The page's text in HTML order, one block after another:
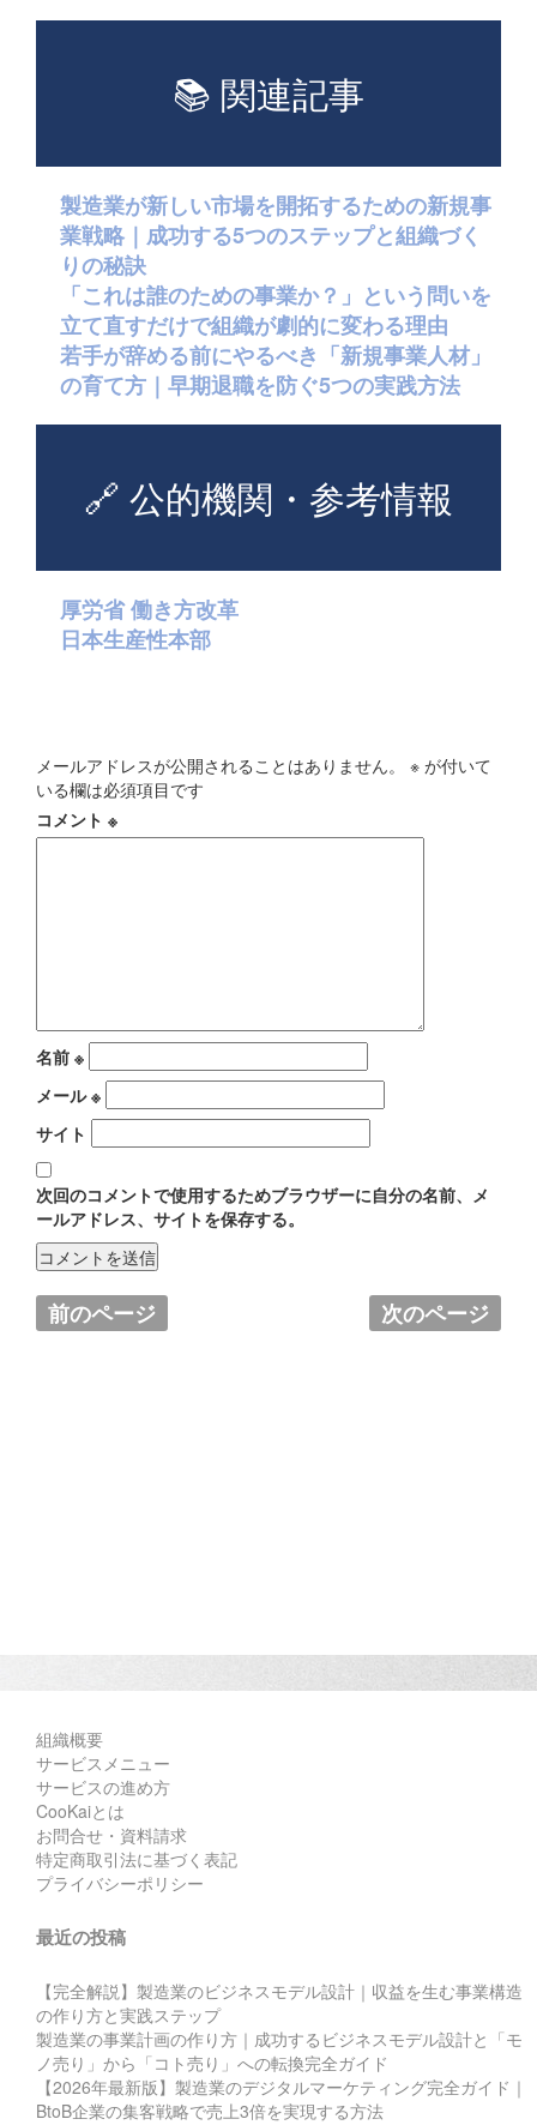
📚 関連記事
製造業が新しい市場を開拓するための新規事
業戦略｜成功する5つのステップと組織づく
りの秘訣
「これは誰のための事業か？」という問いを
立て直すだけで組織が劇的に変わる理由
若手が辞める前にやるべき「新規事業人材」
の育て方｜早期退職を防ぐ5つの実践方法
🔗 公的機関・参考情報
厚労省 働き方改革
日本生産性本部
メールアドレスが公開されることはありません。 ※ が付いて
いる欄は必須項目です
コメント ※
名前 ※
メール※
サイト
次回のコメントで使用するためブラウザーに自分の名前、メ
ールアドレス、サイトを保存する。
前のページ 次のページ
組織概要
サービスメニュー
サービスの進め方
CooKaiとは
お問合せ・資料請求
特定商取引法に基づく表記
プライバシーポリシー
最近の投稿
【完全解説】製造業のビジネスモデル設計｜収益を生む事業構造
の作り方と実践ステップ
製造業の事業計画の作り方｜成功するビジネスモデル設計と「モ
ノ売り」から「コト売り」への転換完全ガイド
【2026年最新版】製造業のデジタルマーケティング完全ガイド｜
BtoB企業の集客戦略で売上3倍を実現する方法